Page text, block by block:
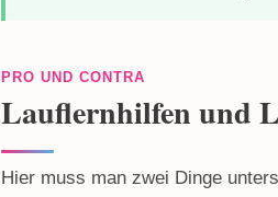
PRO UND CONTRA
Lauflernhilfen und
Hier muss man zwei Dinge